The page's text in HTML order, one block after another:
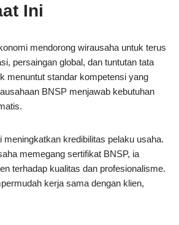
Ini
mendorong wirausaha untuk terus
persaingan global, dan tuntutan tata
menuntut standar kompetensi yang
BNSP menjawab kebutuhan
meningkatkan kredibilitas pelaku usaha.
memegang sertifikat BNSP, ia
terhadap kualitas dan profesionalisme.
kerja sama dengan klien,